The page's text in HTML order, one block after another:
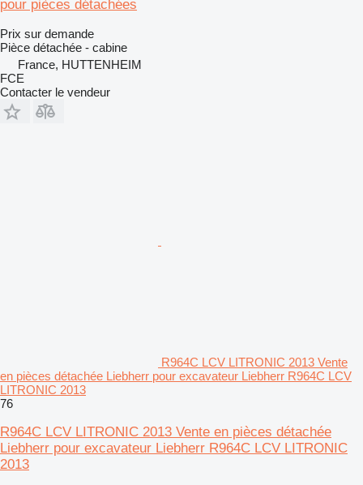
pour pièces détachées
Prix sur demande
Pièce détachée - cabine
France, HUTTENHEIM
FCE
Contacter le vendeur
R964C LCV LITRONIC 2013 Vente
en pièces détachée Liebherr pour excavateur Liebherr R964C LCV
LITRONIC 2013
76
R964C LCV LITRONIC 2013 Vente en pièces détachée
Liebherr pour excavateur Liebherr R964C LCV LITRONIC
2013